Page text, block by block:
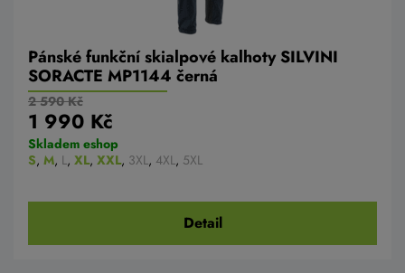
Pánské funkční skialpové kalhoty SILVINI
SORACTE MP1144 černá
2 590 Kč
1 990 Kč
Skladem eshop
S, M, L, XL, XXL, 3XL, 4XL, 5XL
Detail